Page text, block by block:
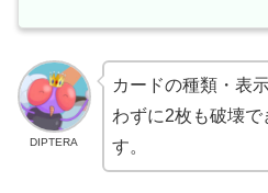
DIPTERA
カードの種類・表
わずに2枚も破壊
す。